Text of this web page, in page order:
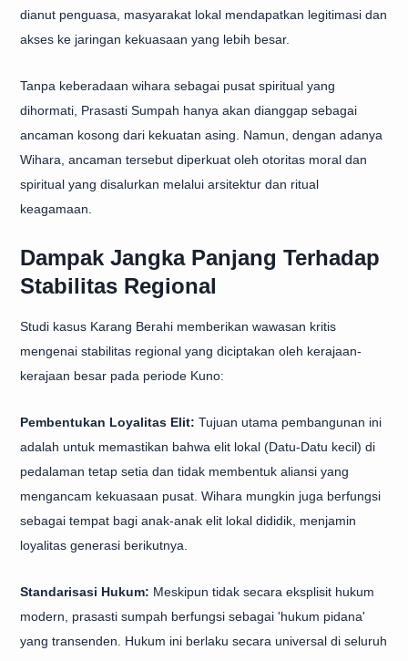
dianut penguasa, masyarakat lokal mendapatkan legitimasi dan
akses ke jaringan kekuasaan yang lebih besar.
Tanpa keberadaan wihara sebagai pusat spiritual yang
dihormati, Prasasti Sumpah hanya akan dianggap sebagai
ancaman kosong dari kekuatan asing. Namun, dengan adanya
Wihara, ancaman tersebut diperkuat oleh otoritas moral dan
spiritual yang disalurkan melalui arsitektur dan ritual
keagamaan.
Dampak Jangka Panjang Terhadap
Stabilitas Regional
Studi kasus Karang Berahi memberikan wawasan kritis
mengenai stabilitas regional yang diciptakan oleh kerajaan-
kerajaan besar pada periode Kuno:
Pembentukan Loyalitas Elit: Tujuan utama pembangunan ini
adalah untuk memastikan bahwa elit lokal (Datu-Datu kecil) di
pedalaman tetap setia dan tidak membentuk aliansi yang
mengancam kekuasaan pusat. Wihara mungkin juga berfungsi
sebagai tempat bagi anak-anak elit lokal dididik, menjamin
loyalitas generasi berikutnya.
Standarisasi Hukum: Meskipun tidak secara eksplisit hukum
modern, prasasti sumpah berfungsi sebagai 'hukum pidana'
yang transenden. Hukum ini berlaku secara universal di seluruh